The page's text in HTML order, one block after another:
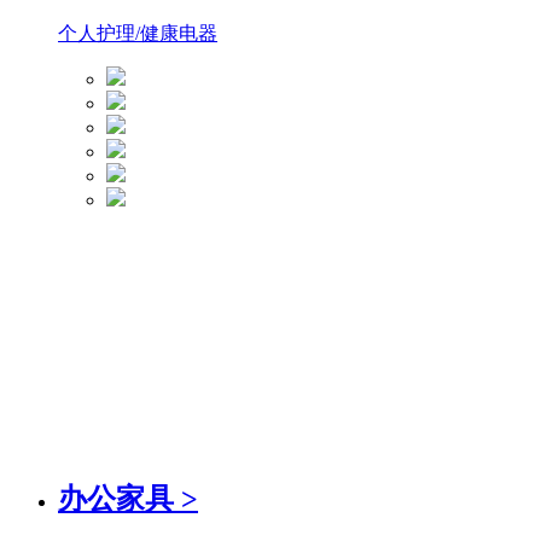
个人护理/健康电器
办公家具 >